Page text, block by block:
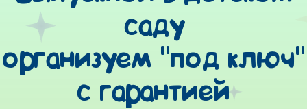
саду
организуем "под ключ"
с гарантией